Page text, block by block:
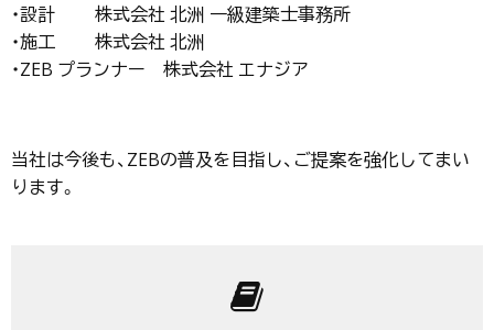
・設計 株式会社 北洲 一級建築士事務所
・施工 株式会社 北洲
・ZEB プランナー 株式会社 エナジア
当社は今後も、ZEBの普及を目指し、ご提案を強化してまい
ります。